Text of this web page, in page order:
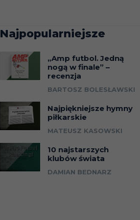
Najpopularniejsze
„Amp futbol. Jedną
nogą w finale” –
recenzja
BARTOSZ BOLESŁAWSKI
Najpiękniejsze hymny
piłkarskie
MATEUSZ KASOWSKI
10 najstarszych
klubów świata
DAMIAN BEDNARZ